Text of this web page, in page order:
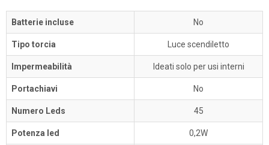
Batterie incluse No
Tipo torcia Luce scendiletto
Impermeabilità Ideati solo per usi interni
Portachiavi No
Numero Leds 45
Potenza led 0,2W